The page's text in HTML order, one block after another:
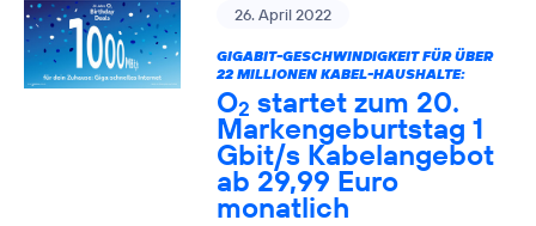
26. April 2022
GIGABIT-GESCHWINDIGKEIT FÜR ÜBER
22 MILLIONEN KABEL-HAUSHALTE:
O2 startet zum 20.
Markengeburtstag 1
Gbit/s Kabelangebot
ab 29,99 Euro
monatlich